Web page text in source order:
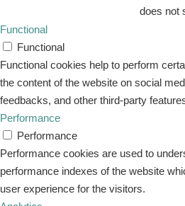
does not
Functional
Functional
Functional cookies help to perform
the content of the website on social
feedbacks, and other third-party
Performance
Performance
Performance cookies are used to
performance indexes of the website
user experience for the visitors.